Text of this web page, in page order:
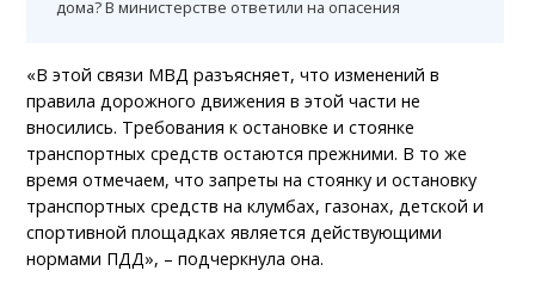
дома? В министерстве ответили на опасения
«В этой связи МВД разъясняет, что изменений в
правила дорожного движения в этой части не
вносились. Требования к остановке и стоянке
транспортных средств остаются прежними. В то же
время отмечаем, что запреты на стоянку и остановку
транспортных средств на клумбах, газонах, детской и
спортивной площадках является действующими
нормами ПДД», – подчеркнула она.